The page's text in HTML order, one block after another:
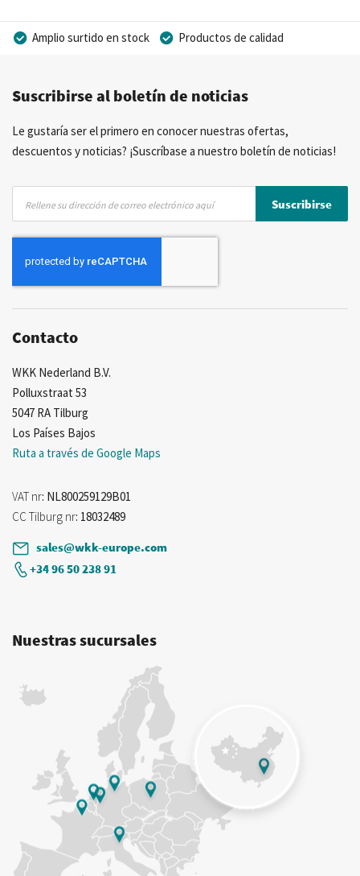
Amplio surtido en stock
Productos de calidad
Asesoramiento personal
Más de 40 años de experiencia
Posibilidad de crear marca privada
Suscribirse al boletín de noticias
Le gustaría ser el primero en conocer nuestras ofertas,
descuentos y noticias? ¡Suscríbase a nuestro boletín de noticias!
nuestro
boletín
Suscribirse
Contacto
WKK Nederland B.V.
Polluxstraat 53
5047 RA Tilburg
Los Países Bajos
Ruta a través de Google Maps
VAT nr: NL800259129B01
CC Tilburg nr: 18032489
sales@wkk-europe.com
+34 96 50 238 91
Nuestras sucursales